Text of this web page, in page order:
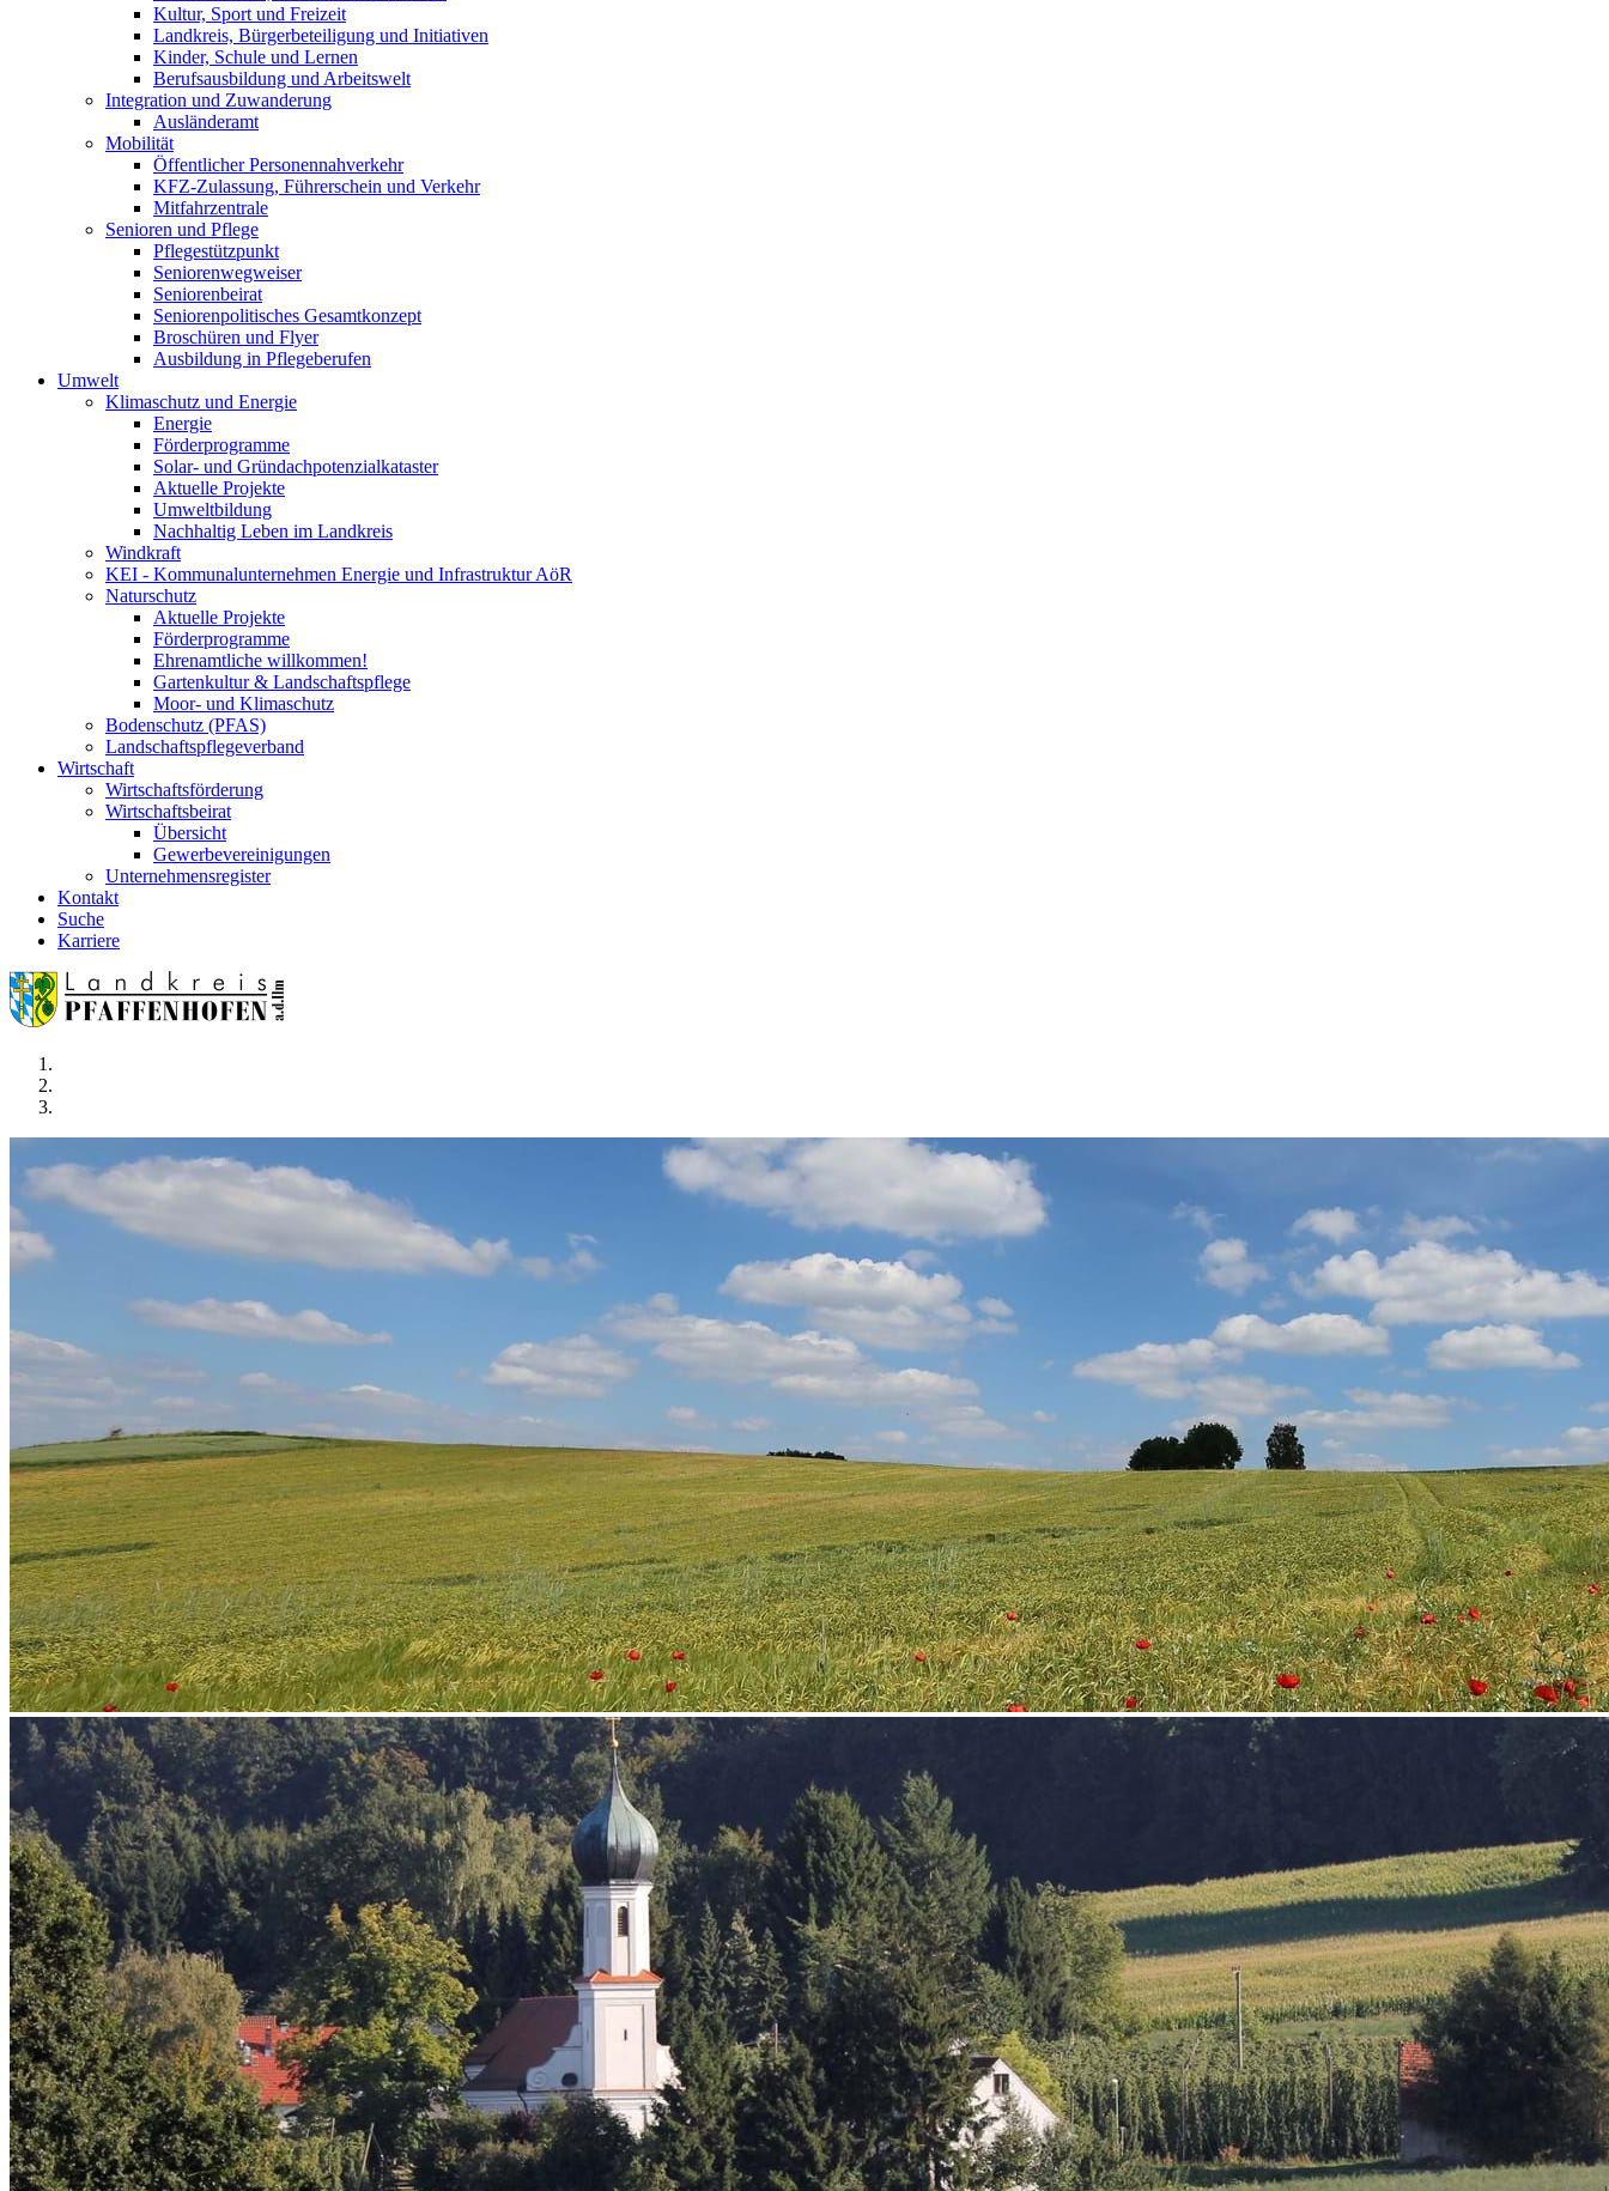
Kultur, Sport und Freizeit
Landkreis, Bürgerbeteiligung und Initiativen
Kinder, Schule und Lernen
Berufsausbildung und Arbeitswelt
Integration und Zuwanderung
Ausländeramt
Mobilität
Öffentlicher Personennahverkehr
KFZ-Zulassung, Führerschein und Verkehr
Mitfahrzentrale
Senioren und Pflege
Pflegestützpunkt
Seniorenwegweiser
Seniorenbeirat
Seniorenpolitisches Gesamtkonzept
Broschüren und Flyer
Ausbildung in Pflegeberufen
Umwelt
Klimaschutz und Energie
Energie
Förderprogramme
Solar- und Gründachpotenzialkataster
Aktuelle Projekte
Umweltbildung
Nachhaltig Leben im Landkreis
Windkraft
KEI - Kommunalunternehmen Energie und Infrastruktur AöR
Naturschutz
Aktuelle Projekte
Förderprogramme
Ehrenamtliche willkommen!
Gartenkultur & Landschaftspflege
Moor- und Klimaschutz
Bodenschutz (PFAS)
Landschaftspflegeverband
Wirtschaft
Wirtschaftsförderung
Wirtschaftsbeirat
Übersicht
Gewerbevereinigungen
Unternehmensregister
Kontakt
Suche
Karriere